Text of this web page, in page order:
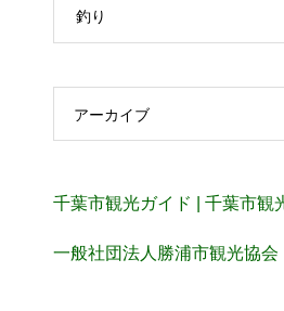
釣り
アーカイブ
千葉市観光ガイド | 千葉市観
一般社団法人勝浦市観光協会